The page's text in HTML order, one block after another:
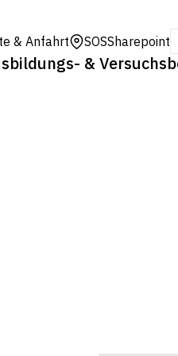
& Anfahrt SOSSharepoint
&